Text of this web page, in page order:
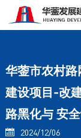
华蓥市农村
建设项目-改
路黑化与 安
 2024/12/06